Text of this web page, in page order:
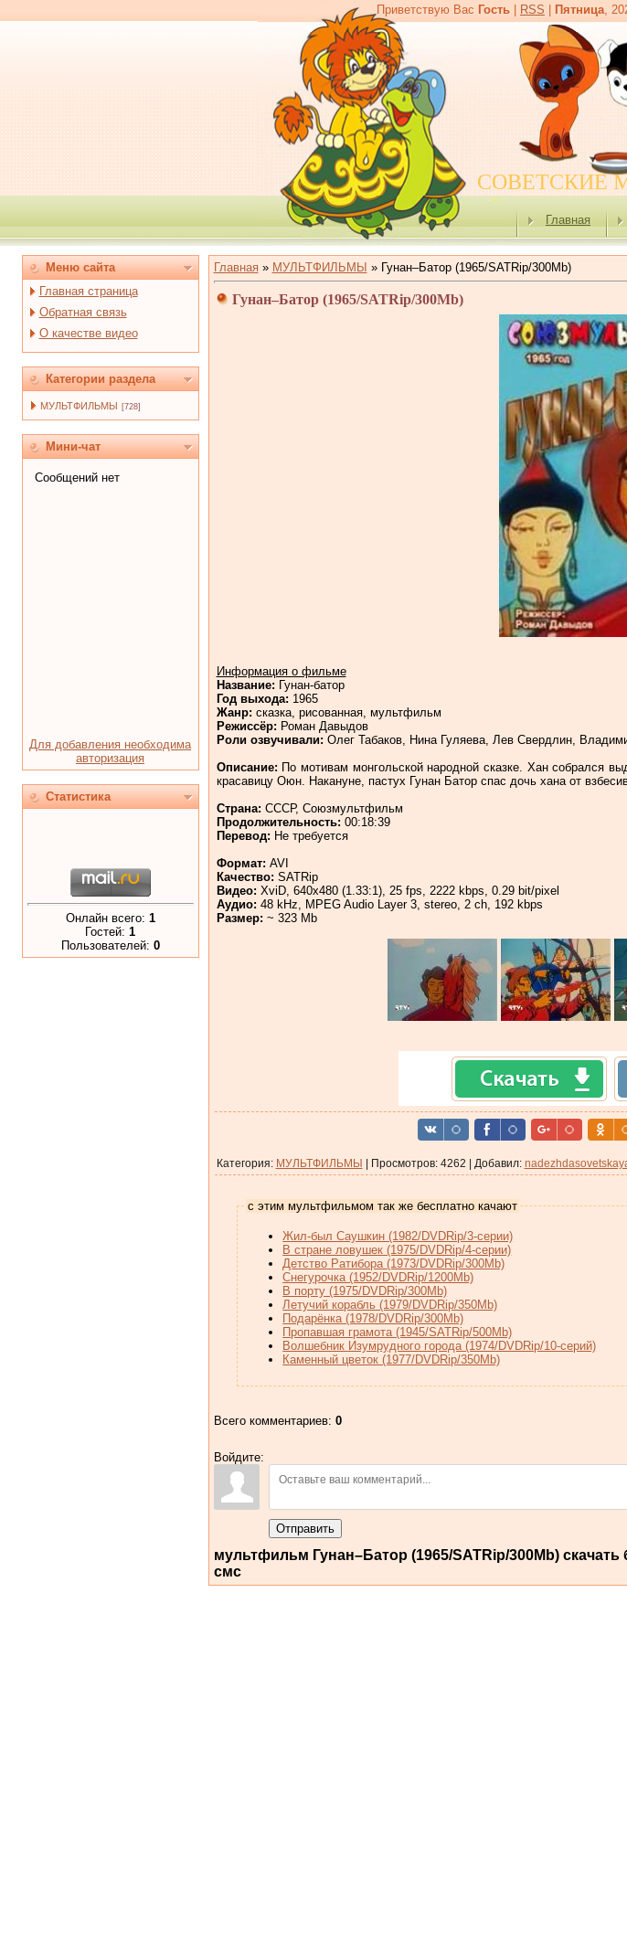
Приветствую Вас Гость RSS Пятница,
СОВЕТСКИЕ
Главная
Меню сайта
Главная страница
Обратная связь
О качестве видео
Категории раздела
МУЛЬТФИЛЬМЫ [728]
Мини-чат
Для добавления необходима
авторизация
Статистика
Онлайн всего: 1
Гостей: 1
Пользователей: 0
Главная» МУЛЬТФИЛЬМЫ » Гунан–Батор (1965/SATRip/300Мb)
Гунан–Батор (1965/SATRip/300Мb)
Информация о фильме
Название: Гунан-батор
Год выхода: 1965
Жанр: сказка, рисованная, мультфильм
Режиссёр: Роман Давыдов
Роли озвучивали: Олег Табаков, Нина Гуляева, Лев Свердлин,
Описание: По мотивам монгольской народной сказке. Хан собрался
красавицу Оюн. Накануне, пастух Гунан Батор спас дочь хана от
Страна: СССР, Союзмультфильм
Продолжительность: 00:18:39
Перевод: Не требуется
Формат: AVI
Качество: SATRip
Видео: XviD, 640x480 (1.33:1), 25 fps, 2222 kbps, 0.29 bit/pixel
Аудио: 48 kHz, MPEG Audio Layer 3, stereo, 2 ch, 192 kbps
Размер: ~ 323 Mb
Категория: МУЛЬТФИЛЬМЫ Просмотров: 4262 Добавил:
с этим мультфильмом так же бесплатно качают
Жил-был Саушкин (1982/DVDRip/3-серии)
В стране ловушек (1975/DVDRip/4-серии)
Детство Ратибора (1973/DVDRip/300Mb)
Снегурочка (1952/DVDRip/1200Mb)
В порту (1975/DVDRip/300Mb)
Летучий корабль (1979/DVDRip/350Mb)
Подарёнка (1978/DVDRip/300Mb)
Пропавшая грамота (1945/SATRip/500Mb)
Волшебник Изумрудного города (1974/DVDRip/10-серий)
Каменный цветок (1977/DVDRip/350Mb)
Всего комментариев: 0
Войдите:
Отправить
мультфильм Гунан–Батор (1965/SATRip/300Мb)
смс